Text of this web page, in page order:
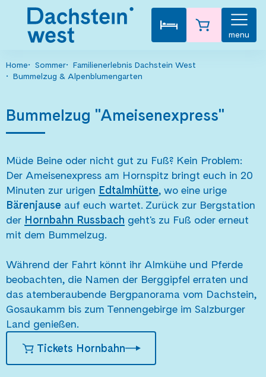
menu
Home Sommer
Familienerlebnis Dachstein West
Bummelzug & Alpenblumengarten
Bummelzug "Ameisenexpress"
Müde Beine oder nicht gut zu Fuß? Kein Problem:
Der Ameisenexpress am Hornspitz bringt euch in 20
Minuten zur urigen Edtalmhütte, wo eine urige
Bärenjause auf euch wartet. Zurück zur Bergstation
der Hornbahn Russbach geht's zu Fuß oder erneut
mit dem Bummelzug.
Während der Fahrt könnt ihr Almkühe und Pferde
beobachten, die Namen der Berggipfel erraten und
das atemberaubende Bergpanorama vom Dachstein,
Gosaukamm bis zum Tennengebirge im Salzburger
Land genießen.
Tickets Hornbahn